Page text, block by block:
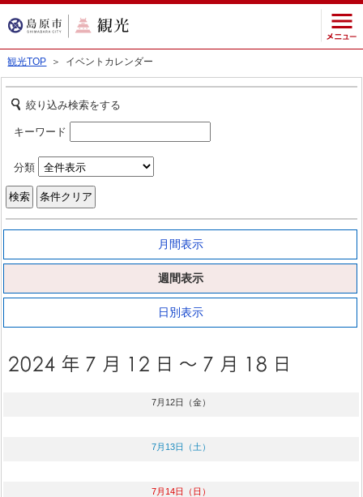
観光TOP ＞ イベントカレンダー
絞り込み検索をする
キーワード
分類
月間表示
週間表示
日別表示
7月12日（金）
7月13日（土）
7月14日（日）